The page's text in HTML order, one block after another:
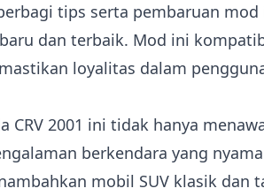
tips serta pembaruan
dan terbaik. Mod ini
loyalitas dalam
CRV 2001 ini tidak hanya
berkendara yang
mobil SUV klasik dan